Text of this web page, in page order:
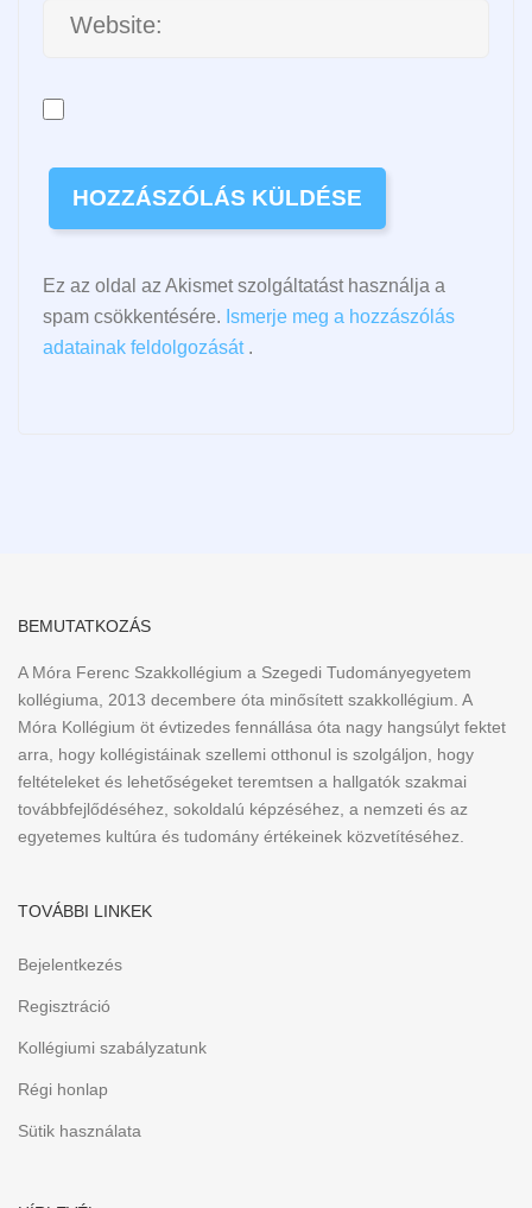
Ez az oldal az Akismet szolgáltatást használja a
spam csökkentésére. Ismerje meg a hozzászólás
adatainak feldolgozását.
BEMUTATKOZÁS
A Móra Ferenc Szakkollégium a Szegedi Tudományegyetem
kollégiuma, 2013 decembere óta minősített szakkollégium. A
Móra Kollégium öt évtizedes fennállása óta nagy hangsúlyt fektet
arra, hogy kollégistáinak szellemi otthonul is szolgáljon, hogy
feltételeket és lehetőségeket teremtsen a hallgatók szakmai
továbbfejlődéséhez, sokoldalú képzéséhez, a nemzeti és az
egyetemes kultúra és tudomány értékeinek közvetítéséhez.
TOVÁBBI LINKEK
Bejelentkezés
Regisztráció
Kollégiumi szabályzatunk
Régi honlap
Sütik használata